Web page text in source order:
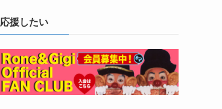
応援したい